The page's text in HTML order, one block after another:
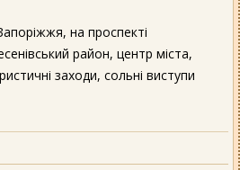
на проспекті
район, центр міста,
заходи, сольні виступи